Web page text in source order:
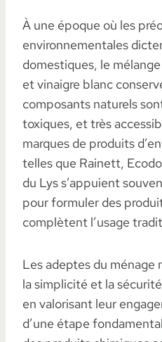
À une époque où les
environnementales
domestiques, le
et vinaigre blanc
composants naturels
toxiques, et très
marques de produits
telles que Rainett,
du Lys s’appuient
pour formuler des
complètent l’usage
Les adeptes du ménage
la simplicité et la
en valorisant leur
d’une étape